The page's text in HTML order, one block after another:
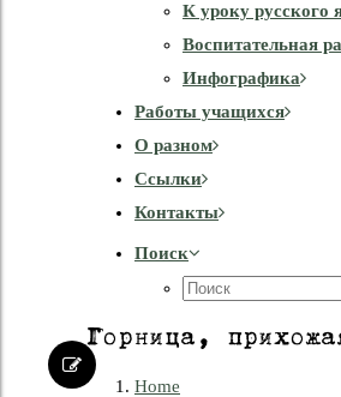
К уроку русского
Воспитательная
Инфографика
Работы учащихся
О разном
Cсылки
Контакты
Поиск
Горница,
Home